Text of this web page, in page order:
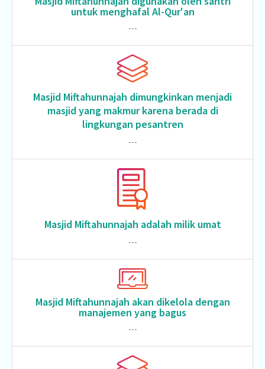
untuk menghafal Al-Qur'an
---
Masjid Miftahunnajah dimungkinkan menjadi
masjid yang makmur karena berada di
lingkungan pesantren
---
Masjid Miftahunnajah adalah milik umat
---
Masjid Miftahunnajah akan dikelola dengan
manajemen yang bagus
---